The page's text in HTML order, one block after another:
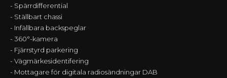
- Spärrdifferential
- Ställbart chassi
- Infällbara backspeglar
- 360°-kamera
- Fjärrstyrd parkering
- Vägmärkesidentifering
- Mottagare för digitala radiosändningar DAB